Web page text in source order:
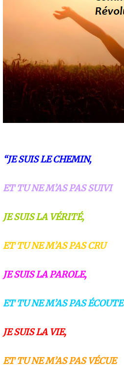
“JE SUIS LE CHEMIN,
ET TU NE M’AS PAS SUIVI
JE SUIS LA VÉRITÉ,
ET TU NE M’AS PAS CRU
JE SUIS LA PAROLE,
ET TU NE M’AS PASÉCOUTE
JE SUIS LA VIE,
ET TU NE M’AS PASVÉCUE